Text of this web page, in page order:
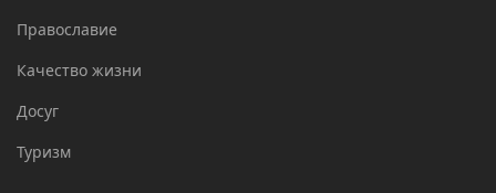
Православие
Качество жизни
Досуг
Туризм